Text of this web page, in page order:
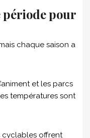
période pour
chaque saison a
et les parcs
températures sont
cyclables offrent